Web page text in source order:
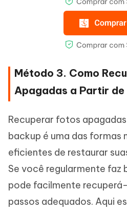
Método 3. Como
Apagadas a Partir de
Recuperar fotos
backup é uma das formas
eficientes de restaurar
Se você regularmente faz
pode facilmente
passos adequados. Aqui